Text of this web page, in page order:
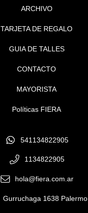
ARCHIVO
TARJETA DE REGALO
GUIA DE TALLES
CONTACTO
MAYORISTA
Políticas FIERA
541134822905
1134822905
hola@fiera.com.ar
Gurruchaga 1638 Palermo